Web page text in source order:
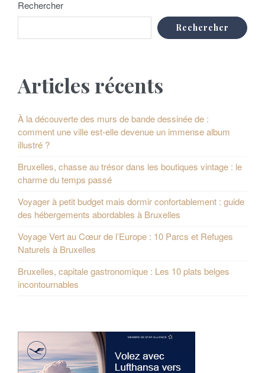
Rechercher
Rechercher
Articles récents
À la découverte des murs de bande dessinée de :
comment une ville est-elle devenue un immense album
illustré ?
Bruxelles, chasse au trésor dans les boutiques vintage : le
charme du temps passé
Voyager à petit budget mais dormir confortablement : guide
des hébergements abordables à Bruxelles
Voyage Vert au Cœur de l’Europe : 10 Parcs et Refuges
Naturels à Bruxelles
Bruxelles, capitale gastronomique : Les 10 plats belges
incontournables